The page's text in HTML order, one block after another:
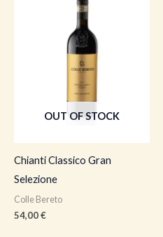
OUT OF STOCK
Chianti Classico Gran
Selezione
Colle Bereto
54,00€